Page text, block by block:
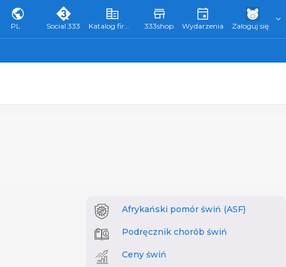
PL Social 333 Katalog firm 333 333shop Wydarzenia Zaloguj się
Afrykański pomór świń (ASF)
Podręcznik chorób świń
Ceny świń